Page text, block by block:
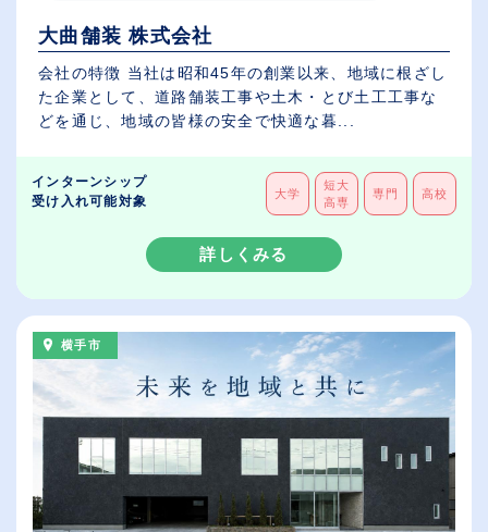
大曲舗装 株式会社
会社の特徴 当社は昭和45年の創業以来、地域に根ざし
た企業として、道路舗装工事や土木・とび土工工事な
どを通じ、地域の皆様の安全で快適な暮...
インターンシップ
受け入れ可能対象
大学
短大
高専
専門 高校
詳しくみる
横手市